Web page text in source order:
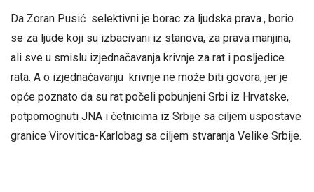
Da Zoran Pusić selektivni je borac za ljudska prava., borio
se za ljude koji su izbacivani iz stanova, za prava manjina,
ali sve u smislu izjednačavanja krivnje za rat i posljedice
rata. A o izjednačavanju krivnje ne može biti govora, jer je
opće poznato da su rat počeli pobunjeni Srbi iz Hrvatske,
potpomognuti JNA i četnicima iz Srbije sa ciljem uspostave
granice Virovitica-Karlobag sa ciljem stvaranja Velike Srbije.